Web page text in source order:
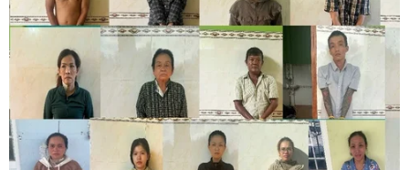
Thứ trưởng Bộ Giáo dục và Đào tạo Nguyễn Hữu Độ phát biểu
tại hội nghị. (Ảnh: PV/Vietnam+)
Tập huấn là rất quan trọng và nhận thức của
giáo viên là yếu tố quyết định thành công của
chương trình đổi mới này nên chúng tôi làm rất